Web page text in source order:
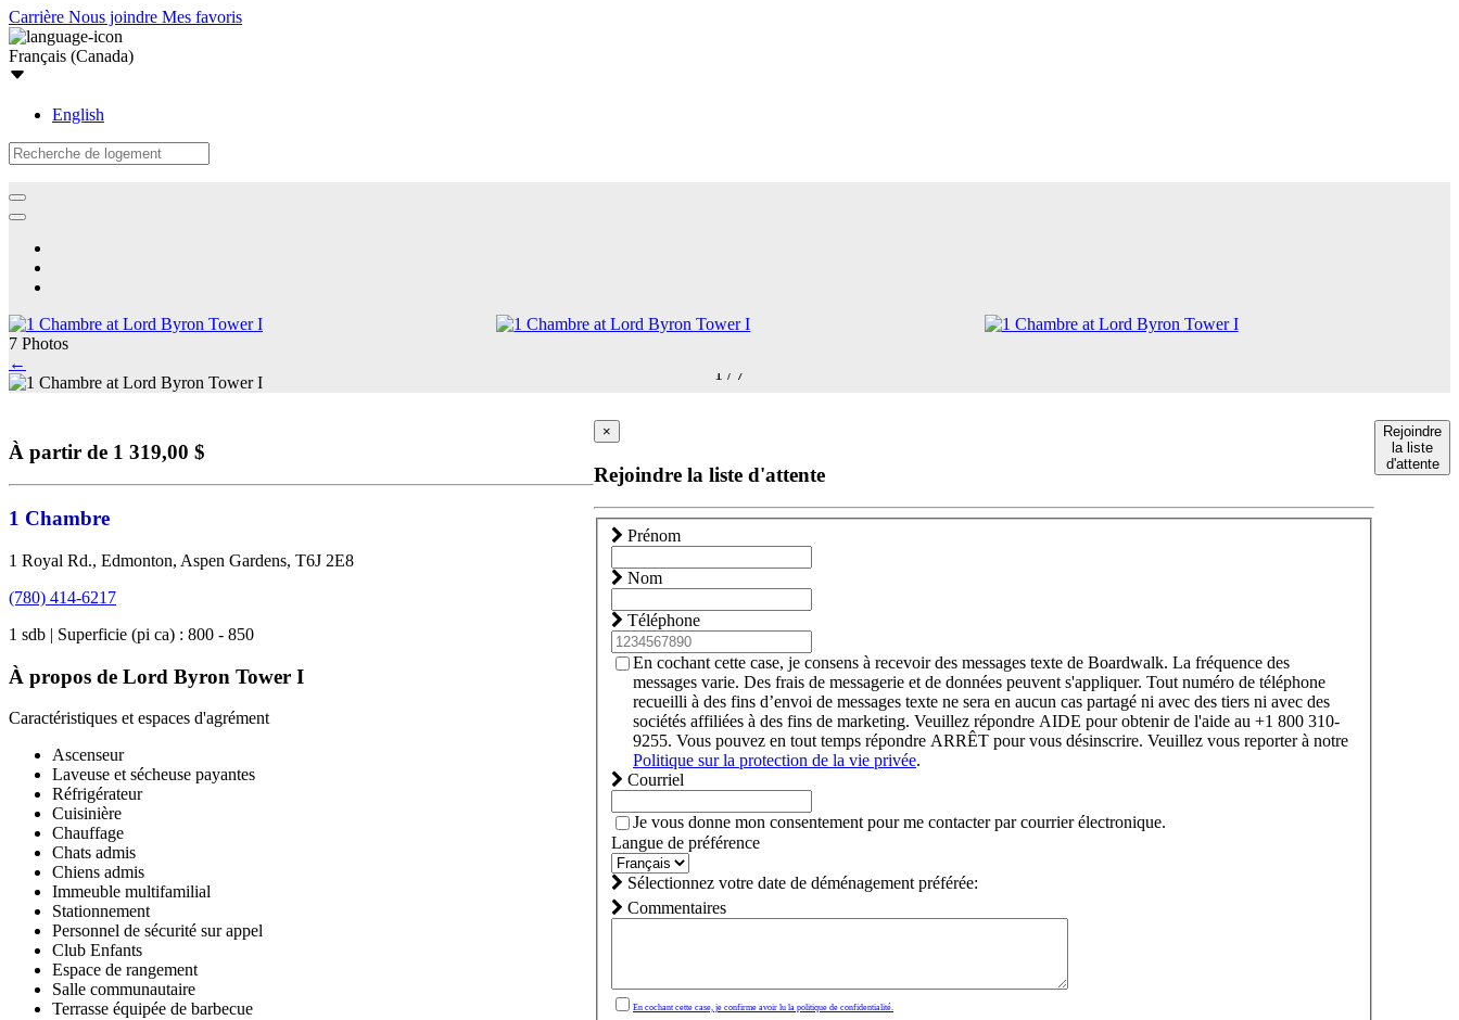
Carrière Nous joindre Mes favoris
Français (Canada)
English
7 Photos
←
1 / 7
À partir de 1 319,00 $
1 Chambre
1 Royal Rd., Edmonton, Aspen Gardens, T6J 2E8
(780) 414-6217
1 sdb | Superficie (pi ca) : 800 - 850
À propos de Lord Byron Tower I
Caractéristiques et espaces d'agrément
Ascenseur
Laveuse et sécheuse payantes
Réfrigérateur
Cuisinière
Chauffage
Chats admis
Chiens admis
Immeuble multifamilial
Stationnement
Personnel de sécurité sur appel
Club Enfants
Espace de rangement
Salle communautaire
Terrasse équipée de barbecue
×
Rejoindre la liste d'attente
Prénom
Nom
Téléphone
En cochant cette case, je consens à recevoir des messages texte de Boardwalk. La fréquence des
messages varie. Des frais de messagerie et de données peuvent s'appliquer. Tout numéro de téléphone
recueilli à des fins d’envoi de messages texte ne sera en aucun cas partagé ni avec des tiers ni avec des
sociétés affiliées à des fins de marketing. Veuillez répondre AIDE pour obtenir de l'aide au +1 800 310-
9255. Vous pouvez en tout temps répondre ARRÊT pour vous désinscrire. Veuillez vous reporter à notre
Politique sur la protection de la vie privée.
Courriel
Je vous donne mon consentement pour me contacter par courrier électronique.
Langue de préférence
Sélectionnez votre date de déménagement préférée:
Commentaires
En cochant cette case, je confirme avoir lu la politique de confidentialité.
Rejoindre
la liste
d'attente